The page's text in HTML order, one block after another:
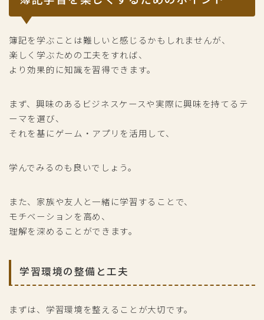
簿記を学ぶことは難しいと感じるかもしれませんが、
楽しく学ぶための工夫をすれば、
より効果的に知識を習得できます。
まず、興味のあるビジネスケースや実際に興味を持てるテ
ーマを選び、
それを基にゲーム・アプリを活用して、
学んでみるのも良いでしょう。
また、家族や友人と一緒に学習することで、
モチベーションを高め、
理解を深めることができます。
学習環境の整備と工夫
まずは、学習環境を整えることが大切です。